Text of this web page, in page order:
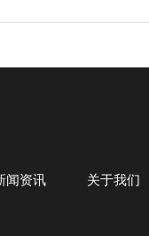
闻资讯 关于我们